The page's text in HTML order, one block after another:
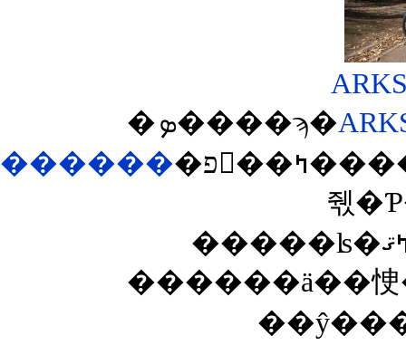
�ܤ����ϡ�
�������פ򸫤��ߤ����ΤǤ������ʹ��ɤ��Ƴʰ¤ʥߥ˥٥����о